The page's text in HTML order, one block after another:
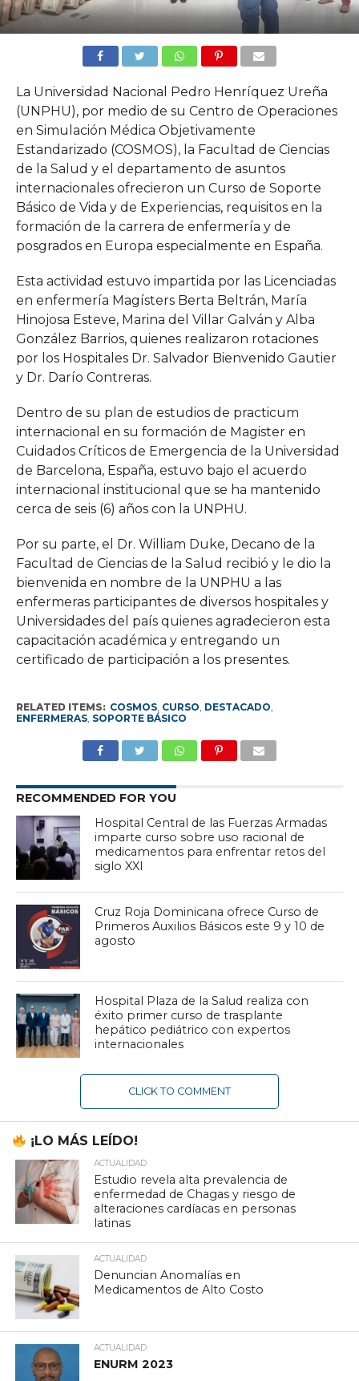
La Universidad Nacional Pedro Henríquez Ureña
(UNPHU), por medio de su Centro de Operaciones
en Simulación Médica Objetivamente
Estandarizado (COSMOS), la Facultad de Ciencias
de la Salud y el departamento de asuntos
internacionales ofrecieron un Curso de Soporte
Básico de Vida y de Experiencias, requisitos en la
formación de la carrera de enfermería y de
posgrados en Europa especialmente en España.
Esta actividad estuvo impartida por las Licenciadas
en enfermería Magísters Berta Beltrán, María
Hinojosa Esteve, Marina del Villar Galván y Alba
González Barrios, quienes realizaron rotaciones
por los Hospitales Dr. Salvador Bienvenido Gautier
y Dr. Darío Contreras.
Dentro de su plan de estudios de practicum
internacional en su formación de Magister en
Cuidados Críticos de Emergencia de la Universidad
de Barcelona, España, estuvo bajo el acuerdo
internacional institucional que se ha mantenido
cerca de seis (6) años con la UNPHU.
Por su parte, el Dr. William Duke, Decano de la
Facultad de Ciencias de la Salud recibió y le dio la
bienvenida en nombre de la UNPHU a las
enfermeras participantes de diversos hospitales y
Universidades del país quienes agradecieron esta
capacitación académica y entregando un
certificado de participación a los presentes.
RELATED ITEMS: COSMOS, CURSO, DESTACADO,
ENFERMERAS, SOPORTE BÁSICO
RECOMMENDED FOR YOU
Hospital Central de las Fuerzas Armadas
imparte curso sobre uso racional de
medicamentos para enfrentar retos del
siglo XXI
Cruz Roja Dominicana ofrece Curso de
Primeros Auxilios Básicos este 9 y 10 de
agosto
Hospital Plaza de la Salud realiza con
éxito primer curso de trasplante
hepático pediátrico con expertos
internacionales
CLICK TO COMMENT
¡LO MÁS LEÍDO!
ACTUALIDAD
Estudio revela alta prevalencia de
enfermedad de Chagas y riesgo de
alteraciones cardíacas en personas
latinas
ACTUALIDAD
Denuncian Anomalías en
Medicamentos de Alto Costo
ACTUALIDAD
ENURM 2023